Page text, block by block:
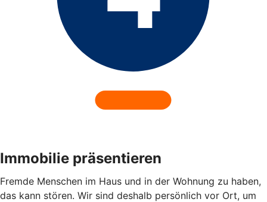
Immobilie präsentieren
Fremde Menschen im Haus und in der Wohnung zu haben,
das kann stören. Wir sind deshalb persönlich vor Ort, um